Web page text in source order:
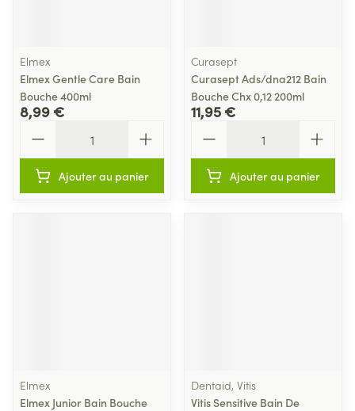
Elmex
Elmex Gentle Care Bain
Bouche 400ml
8,99 €
Ajouter au panier
Curasept
Curasept Ads/dna212 Bain
Bouche Chx 0,12 200ml
11,95 €
Ajouter au panier
Elmex
Elmex Junior Bain Bouche
Dentaid, Vitis
Vitis Sensitive Bain De